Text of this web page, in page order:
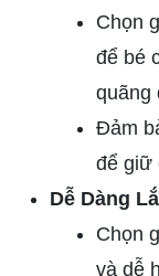
Chọn
để bé
quãng
Đảm
để giữ
Dễ Dàng
Chọn
và dễ